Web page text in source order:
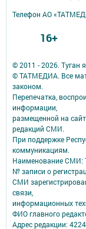
© 2011 - 2026. Туган
© ТАТМЕДИА. Все
законом.
Перепечатка,
информации,
размещенной на
редакций СМИ.
При поддержке
коммуникациям.
Наименование СМИ:
№ записи о
СМИ
связи,
информационных
ФИО главного
Адрес редакции:
Телефон АО
16+